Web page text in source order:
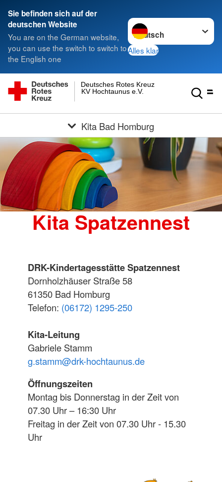
Sie befinden sich auf der
deutschen Website
You are on the German website,
you can use the switch to switch to
the English one
Sprache wechseln zu
Alles klar
KV Hochtaunus e.V.
Deutsches Rotes Kreuz
Kita Bad Homburg
Kita Spatzennest
DRK-Kindertagesstätte Spatzennest
Dornholzhäuser Straße 58
61350 Bad Homburg
Telefon: (06172) 1295-250
Kita-Leitung
Gabriele Stamm
g.stamm@drk-hochtaunus.de
Öffnungszeiten
Montag bis Donnerstag in der Zeit von
07.30 Uhr – 16:30 Uhr
Freitag in der Zeit von 07.30 Uhr - 15.30
Uhr